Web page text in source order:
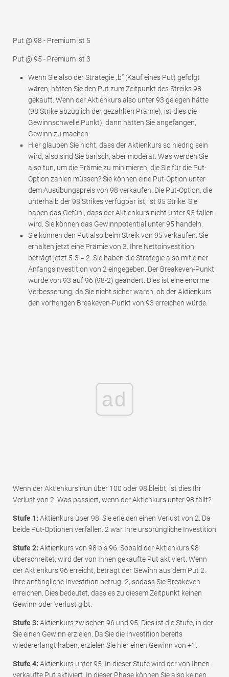
Put @ 98 - Premium ist 5
Put @ 95 - Premium ist 3
Wenn Sie also der Strategie „b“ (Kauf eines Put) gefolgt
wären, hätten Sie den Put zum Zeitpunkt des Streiks 98
gekauft. Wenn der Aktienkurs also unter 93 gelegen hätte
(98 Strike abzüglich der gezahlten Prämie), ist dies die
Gewinnschwelle Punkt), dann hätten Sie angefangen,
Gewinn zu machen.
Hier glauben Sie nicht, dass der Aktienkurs so niedrig sein
wird, also sind Sie bärisch, aber moderat. Was werden Sie
also tun, um die Prämie zu minimieren, die Sie für die Put-
Option zahlen müssen? Sie können eine Put-Option unter
dem Ausübungspreis von 98 verkaufen. Die Put-Option, die
unterhalb der 98 Strikes verfügbar ist, ist 95 Strike. Sie
haben das Gefühl, dass der Aktienkurs nicht unter 95 fallen
wird. Sie können das Gewinnpotential unter 95 handeln.
Sie können den Put also beim Streik von 95 verkaufen. Sie
erhalten jetzt eine Prämie von 3. Ihre Nettoinvestition
beträgt jetzt 5-3 = 2. Sie haben die Strategie also mit einer
Anfangsinvestition von 2 eingegeben. Der Breakeven-Punkt
wurde von 93 auf 96 (98-2) geändert. Dies ist eine enorme
Verbesserung, da Sie nicht sicher waren, ob der Aktienkurs
den vorherigen Breakeven-Punkt von 93 erreichen würde.
ad
Wenn der Aktienkurs nun über 100 oder 98 bleibt, ist dies Ihr
Verlust von 2. Was passiert, wenn der Aktienkurs unter 98 fällt?
Stufe 1: Aktienkurs über 98. Sie erleiden einen Verlust von 2. Da
beide Put-Optionen verfallen. 2 war Ihre ursprüngliche Investition
Stufe 2: Aktienkurs von 98 bis 96. Sobald der Aktienkurs 98
überschreitet, wird der von Ihnen gekaufte Put aktiviert. Wenn
der Aktienkurs 96 erreicht, beträgt der Gewinn aus dem Put 2.
Ihre anfängliche Investition betrug -2, sodass Sie Breakeven
erreichen. Dies bedeutet, dass es zu diesem Zeitpunkt keinen
Gewinn oder Verlust gibt.
Stufe 3: Aktienkurs zwischen 96 und 95. Dies ist die Stufe, in der
Sie einen Gewinn erzielen. Da Sie die Investition bereits
wiedererlangt haben, erzielen Sie hier einen Gewinn von +1.
Stufe 4: Aktienkurs unter 95. In dieser Stufe wird der von Ihnen
verkaufte Put aktiviert. In dieser Phase können Sie also keinen